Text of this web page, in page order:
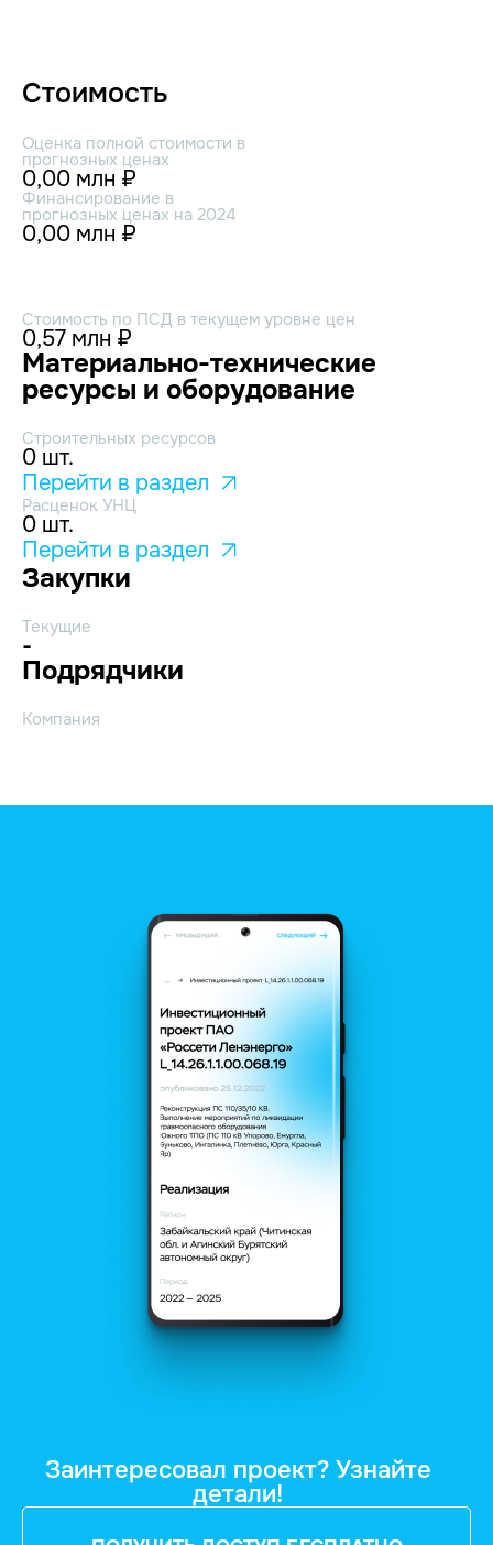
Стоимость
Оценка полной стоимости в
прогнозных ценах
0,00 млн ₽
Финансирование в
прогнозных ценах на 2024
0,00 млн ₽
Стоимость по ПСД в текущем уровне цен
0,57 млн ₽
Материально-технические
ресурсы и оборудование
Строительных ресурсов
0 шт.
Перейти в раздел
Расценок УНЦ
0 шт.
Перейти в раздел
Закупки
Текущие
-
Подрядчики
Компания
Заинтересовал проект? Узнайте
детали!